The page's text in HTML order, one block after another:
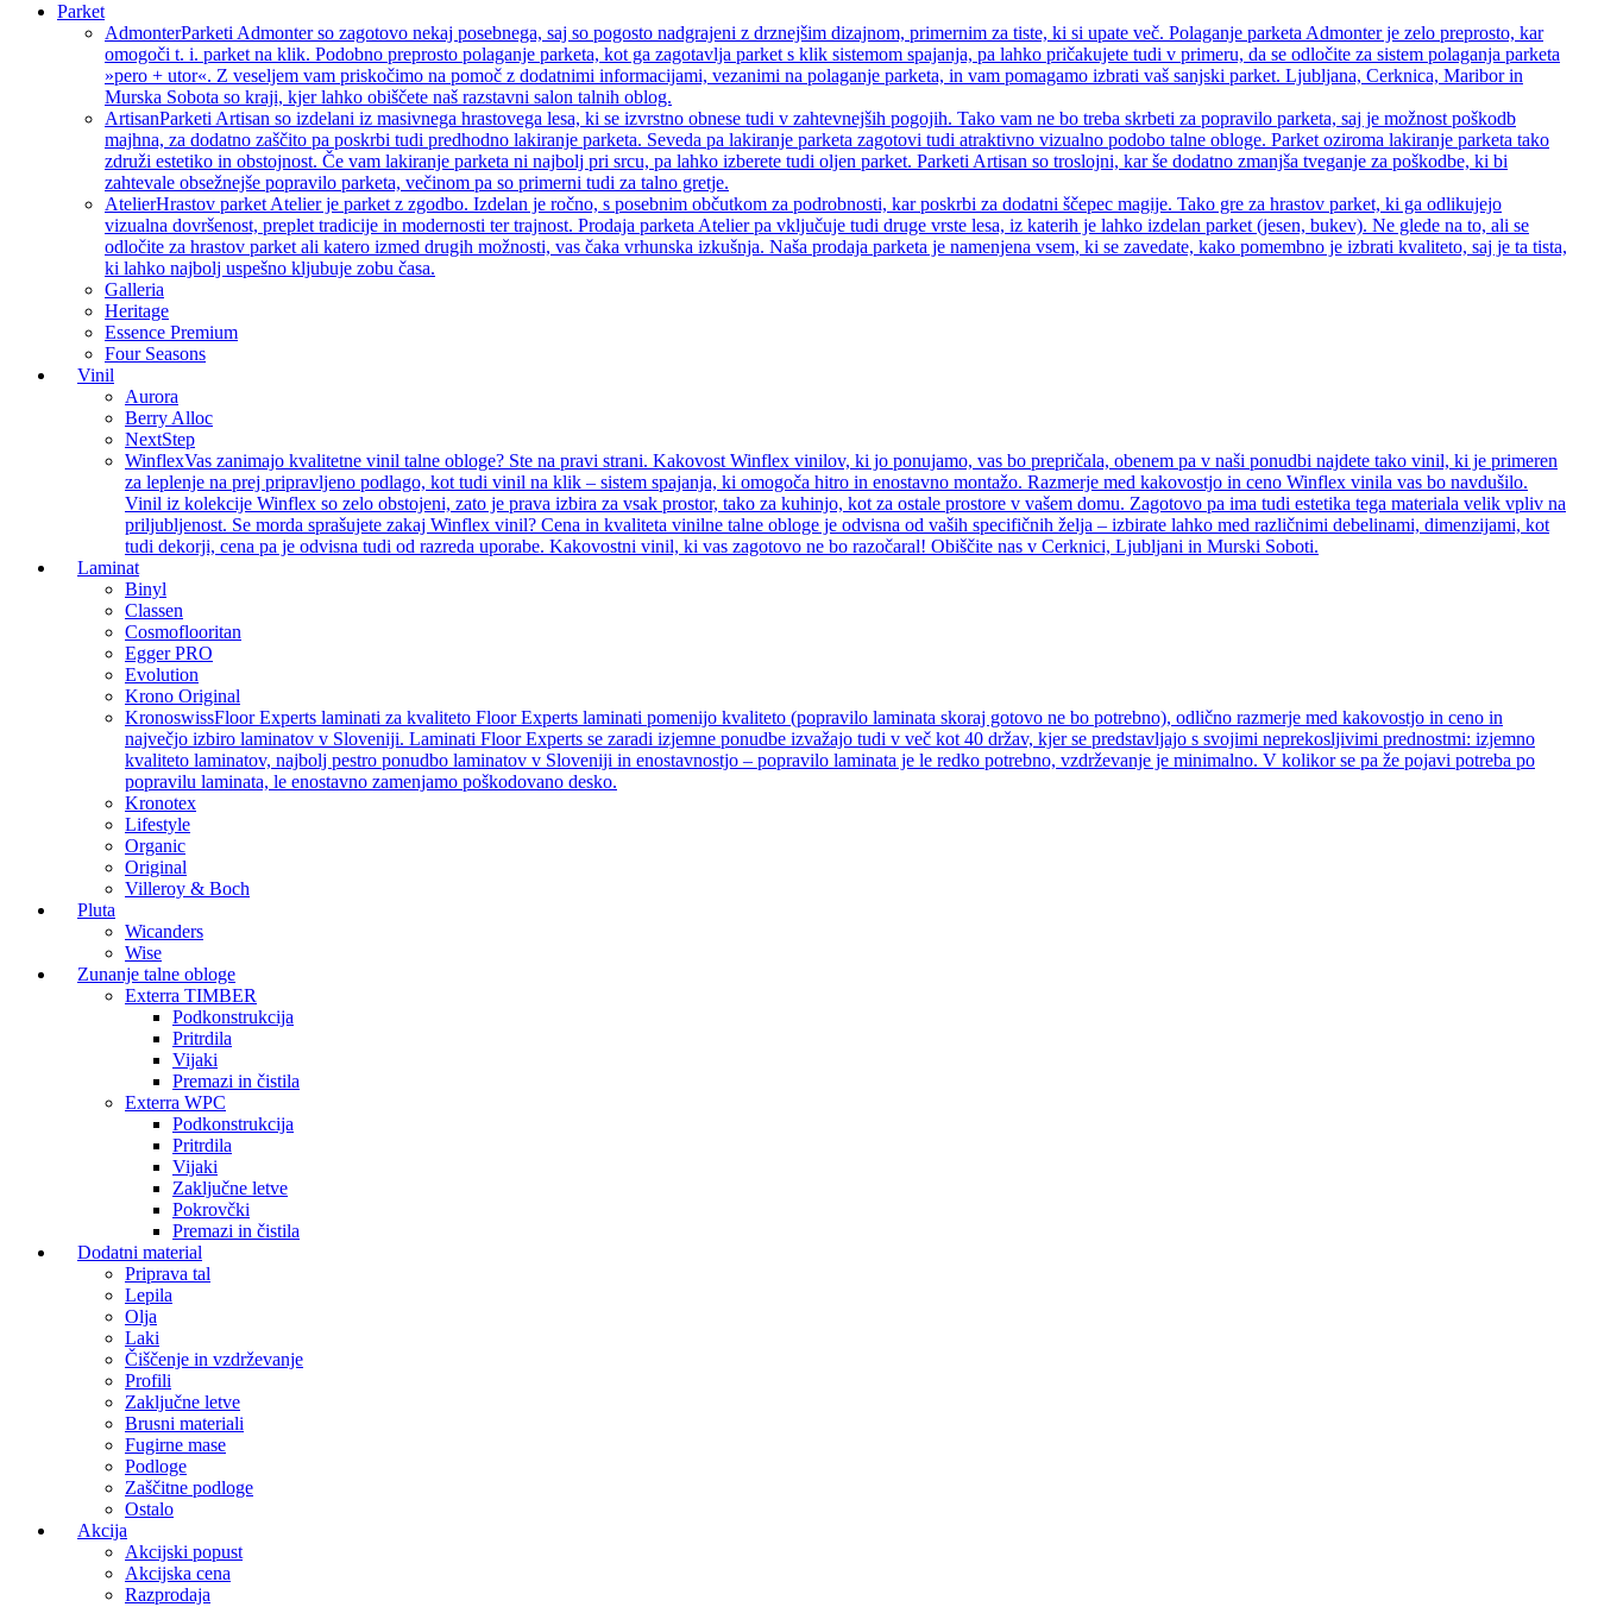
Parket
AdmonterParketi Admonter so zagotovo nekaj posebnega, saj so pogosto nadgrajeni z drznejšim dizajnom, primernim za tiste, ki si upate več. Polaganje parketa Admonter je zelo preprosto, kar
omogoči t. i. parket na klik. Podobno preprosto polaganje parketa, kot ga zagotavlja parket s klik sistemom spajanja, pa lahko pričakujete tudi v primeru, da se odločite za sistem polaganja parketa
»pero + utor«. Z veseljem vam priskočimo na pomoč z dodatnimi informacijami, vezanimi na polaganje parketa, in vam pomagamo izbrati vaš sanjski parket. Ljubljana, Cerknica, Maribor in
Murska Sobota so kraji, kjer lahko obiščete naš razstavni salon talnih oblog.
ArtisanParketi Artisan so izdelani iz masivnega hrastovega lesa, ki se izvrstno obnese tudi v zahtevnejših pogojih. Tako vam ne bo treba skrbeti za popravilo parketa, saj je možnost poškodb
majhna, za dodatno zaščito pa poskrbi tudi predhodno lakiranje parketa. Seveda pa lakiranje parketa zagotovi tudi atraktivno vizualno podobo talne obloge. Parket oziroma lakiranje parketa tako
združi estetiko in obstojnost. Če vam lakiranje parketa ni najbolj pri srcu, pa lahko izberete tudi oljen parket. Parketi Artisan so troslojni, kar še dodatno zmanjša tveganje za poškodbe, ki bi
zahtevale obsežnejše popravilo parketa, večinom pa so primerni tudi za talno gretje.
AtelierHrastov parket Atelier je parket z zgodbo. Izdelan je ročno, s posebnim občutkom za podrobnosti, kar poskrbi za dodatni ščepec magije. Tako gre za hrastov parket, ki ga odlikujejo
vizualna dovršenost, preplet tradicije in modernosti ter trajnost. Prodaja parketa Atelier pa vključuje tudi druge vrste lesa, iz katerih je lahko izdelan parket (jesen, bukev). Ne glede na to, ali se
odločite za hrastov parket ali katero izmed drugih možnosti, vas čaka vrhunska izkušnja. Naša prodaja parketa je namenjena vsem, ki se zavedate, kako pomembno je izbrati kvaliteto, saj je ta tista,
ki lahko najbolj uspešno kljubuje zobu časa.
Galleria
Heritage
Essence Premium
Four Seasons
Vinil
Aurora
Berry Alloc
NextStep
WinflexVas zanimajo kvalitetne vinil talne obloge? Ste na pravi strani. Kakovost Winflex vinilov, ki jo ponujamo, vas bo prepričala, obenem pa v naši ponudbi najdete tako vinil, ki je primeren
za leplenje na prej pripravljeno podlago, kot tudi vinil na klik – sistem spajanja, ki omogoča hitro in enostavno montažo. Razmerje med kakovostjo in ceno Winflex vinila vas bo navdušilo.
Vinil iz kolekcije Winflex so zelo obstojeni, zato je prava izbira za vsak prostor, tako za kuhinjo, kot za ostale prostore v vašem domu. Zagotovo pa ima tudi estetika tega materiala velik vpliv na
priljubljenost. Se morda sprašujete zakaj Winflex vinil? Cena in kvaliteta vinilne talne obloge je odvisna od vaših specifičnih želja – izbirate lahko med različnimi debelinami, dimenzijami, kot
tudi dekorji, cena pa je odvisna tudi od razreda uporabe. Kakovostni vinil, ki vas zagotovo ne bo razočaral! Obiščite nas v Cerknici, Ljubljani in Murski Soboti.
Laminat
Binyl
Classen
Cosmoflooritan
Egger PRO
Evolution
Krono Original
KronoswissFloor Experts laminati za kvaliteto Floor Experts laminati pomenijo kvaliteto (popravilo laminata skoraj gotovo ne bo potrebno), odlično razmerje med kakovostjo in ceno in
največjo izbiro laminatov v Sloveniji. Laminati Floor Experts se zaradi izjemne ponudbe izvažajo tudi v več kot 40 držav, kjer se predstavljajo s svojimi neprekosljivimi prednostmi: izjemno
kvaliteto laminatov, najbolj pestro ponudbo laminatov v Sloveniji in enostavnostjo – popravilo laminata je le redko potrebno, vzdrževanje je minimalno. V kolikor se pa že pojavi potreba po
popravilu laminata, le enostavno zamenjamo poškodovano desko.
Kronotex
Lifestyle
Organic
Original
Villeroy & Boch
Pluta
Wicanders
Wise
Zunanje talne obloge
Exterra TIMBER
Podkonstrukcija
Pritrdila
Vijaki
Premazi in čistila
Exterra WPC
Podkonstrukcija
Pritrdila
Vijaki
Zaključne letve
Pokrovčki
Premazi in čistila
Dodatni material
Priprava tal
Lepila
Olja
Laki
Čiščenje in vzdrževanje
Profili
Zaključne letve
Brusni materiali
Fugirne mase
Podloge
Zaščitne podloge
Ostalo
Akcija
Akcijski popust
Akcijska cena
Razprodaja